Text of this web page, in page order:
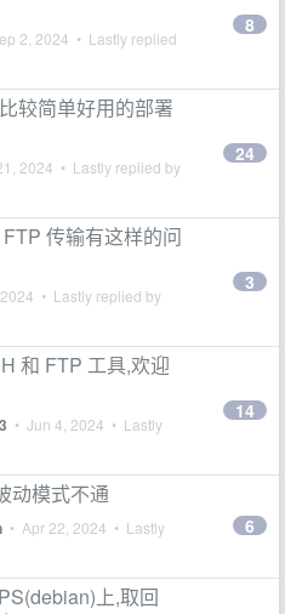
2, 2024 • Lastly replied
8
较简单好用的部署
2024 • Lastly replied by
24
传输有这样的问
• Lastly replied by
3
和 FTP 工具,欢迎
• Jun 4, 2024 • Lastly
14
动模式不通
• Apr 22, 2024 • Lastly
6
上,取回